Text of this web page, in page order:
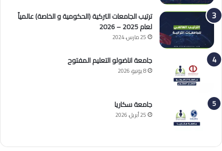
ترتيب الجامعات التركية (الحكومية و الخاصة) عالمياً
لعام 2025 – 2026
25 مارس، 2024
جامعة اناضولو التعليم المفتوح
8 يونيو، 2026
جامعة سكاريا
25 أبريل، 2026